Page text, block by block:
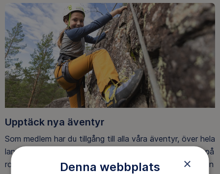
Upptäck nya äventyr
Som medlem har du tillgång till alla våra äventyr, över hela
landet. Våra ideella ledare guidar barn, unga och vuxna på
roliga och trygga äventyr i skogen, på vattnet, snön, isen
×
Denna webbplats